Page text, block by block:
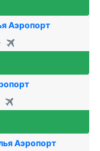
Аэропорт
Аэропорт